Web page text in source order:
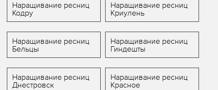
Наращивание ресниц
Кодру
Наращивание ресниц
Криулень
Наращивание ресниц
Бельцы
Наращивание ресниц
Гиндешты
Наращивание ресниц
Днестровск
Наращивание ресниц
Красное